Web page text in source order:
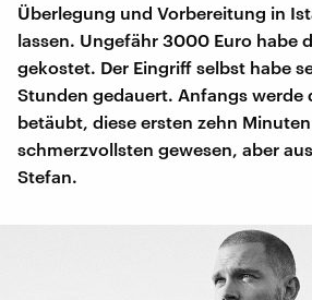
Überlegung und Vorbereitung in
lassen. Ungefähr 3000 Euro habe
gekostet. Der Eingriff selbst habe
Stunden gedauert. Anfangs werde
betäubt, diese ersten zehn
schmerzvollsten gewesen, aber
Stefan.